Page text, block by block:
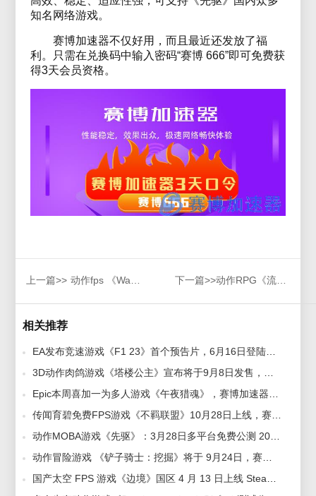
知名网络游戏。
赛博加速器不仅好用，而且最近还发放了福
利。只需在兑换码中输入密码“赛博 666”即可免费获
得3天会员资格。
上一篇>> 动作fps 《Wanted：Dead》战斗预，赛博加速器帮助稳定联机 下一篇>>动作RPG《流放之路》四月资料片“熔炉”新玩法内容细节公开，赛博加速器流畅开玩新赛季
相关推荐